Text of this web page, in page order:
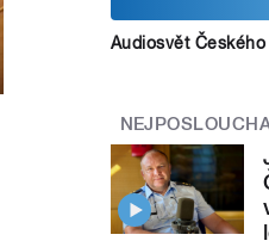
Audiosvět